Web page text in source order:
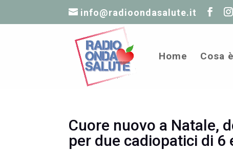
info@radioondasalute.it
Home Cosa è
Cuore nuovo a Natale,
per due cadiopatici di 6